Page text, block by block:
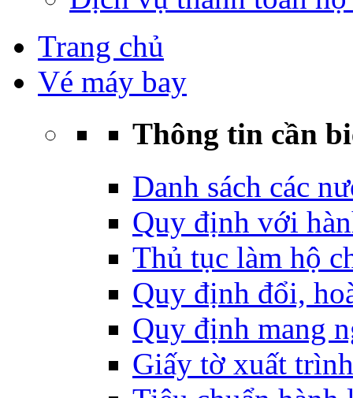
Trang chủ
Vé máy bay
Thông tin cần
Danh sách các
Quy định với
Thủ tục làm hộ
Quy định đổi,
Quy định mang
Giấy tờ xuất